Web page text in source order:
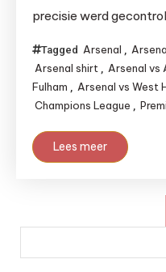
precisie werd
Tagged Arsenal ,
Arsenal shirt , Arsenal vs
Fulham , Arsenal vs West
Champions League ,
Lees meer